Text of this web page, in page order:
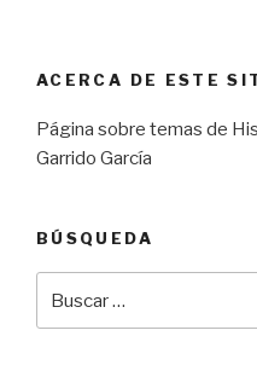
ACERCA DE ESTE
Página sobre temas de
Garrido García
BÚSQUEDA
por: